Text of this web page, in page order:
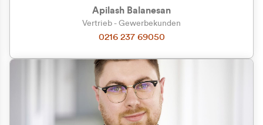
Zu welcher Kundengruppe
gehören Sie?
Privatkunde (inkl. MwSt.)
Geschäftskunde (exkl. MwSt.)
Apilash Balanesan
Vertrieb - Gewerbekunden
0216 237 69050